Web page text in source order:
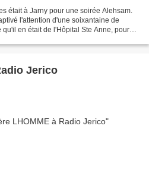
était à Jarny pour une soirée Alehsam.
l'attention d'une soixantaine de
en était de l'Hôpital Ste Anne, pour
Jerico